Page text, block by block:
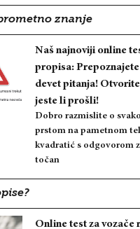
znanje
Naš najnoviji online
propisa:
devet pitanja!
jeste li prošli!
Dobro razmislite o
prstom na pametnom
kvadratić s odgovorom
točan
Online test za